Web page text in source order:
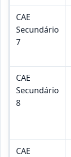
CAE
Secundário
7
CAE
Secundário
8
CAE